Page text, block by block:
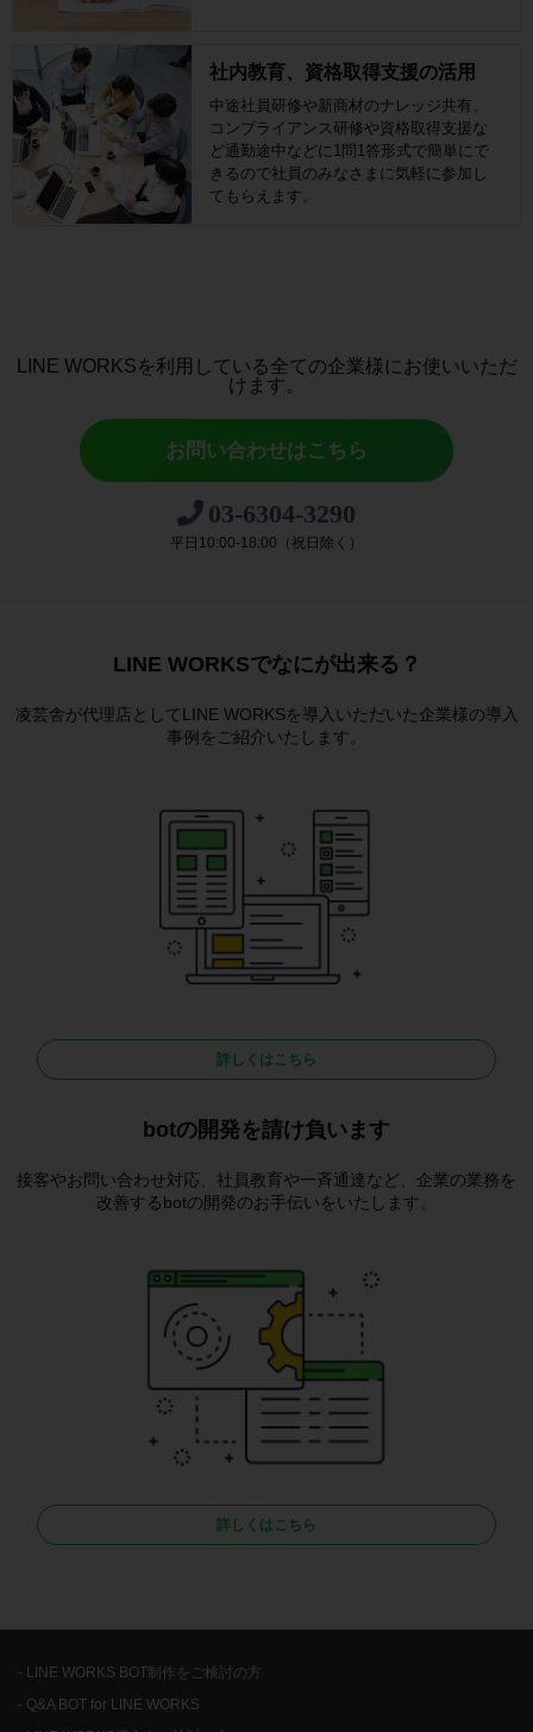
社内教育、資格取得支援の活用
中途社員研修や新商材のナレッジ共有、
コンプライアンス研修や資格取得支援な
ど通勤途中などに1問1答形式で簡単にで
きるので社員のみなさまに気軽に参加し
てもらえます。
LINE WORKSを利用している全ての企業様にお使いいただ
けます。
お問い合わせはこちら
03-6304-3290
平日10:00-18:00（祝日除く）
LINE WORKSでなにが出来る？
凌芸舎が代理店としてLINE WORKSを導入いただいた企業様の導入
事例をご紹介いたします。
詳しくはこちら
botの開発を請け負います
接客やお問い合わせ対応、社員教育や一斉通達など、企業の業務を
改善するbotの開発のお手伝いをいたします。
詳しくはこちら
LINE WORKS BOT制作をご検討の方
Q&A BOT for LINE WORKS